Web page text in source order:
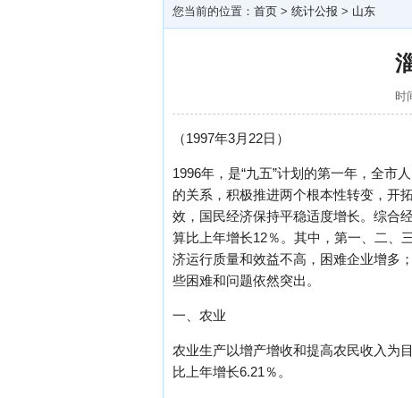
您当前的位置： 首页 > 统计公报 > 山东
时
（1997年3月22日）
1996年，是“九五”计划的第一年，全市
的关系，积极推进两个根本性转变，开
效，国民经济保持平稳适度增长。综合
算比上年增长12％。其中，第一、二、
济运行质量和效益不高，困难企业增多
些困难和问题依然突出。
一、农业
农业生产以增产增收和提高农民收入为
比上年增长6.21％。